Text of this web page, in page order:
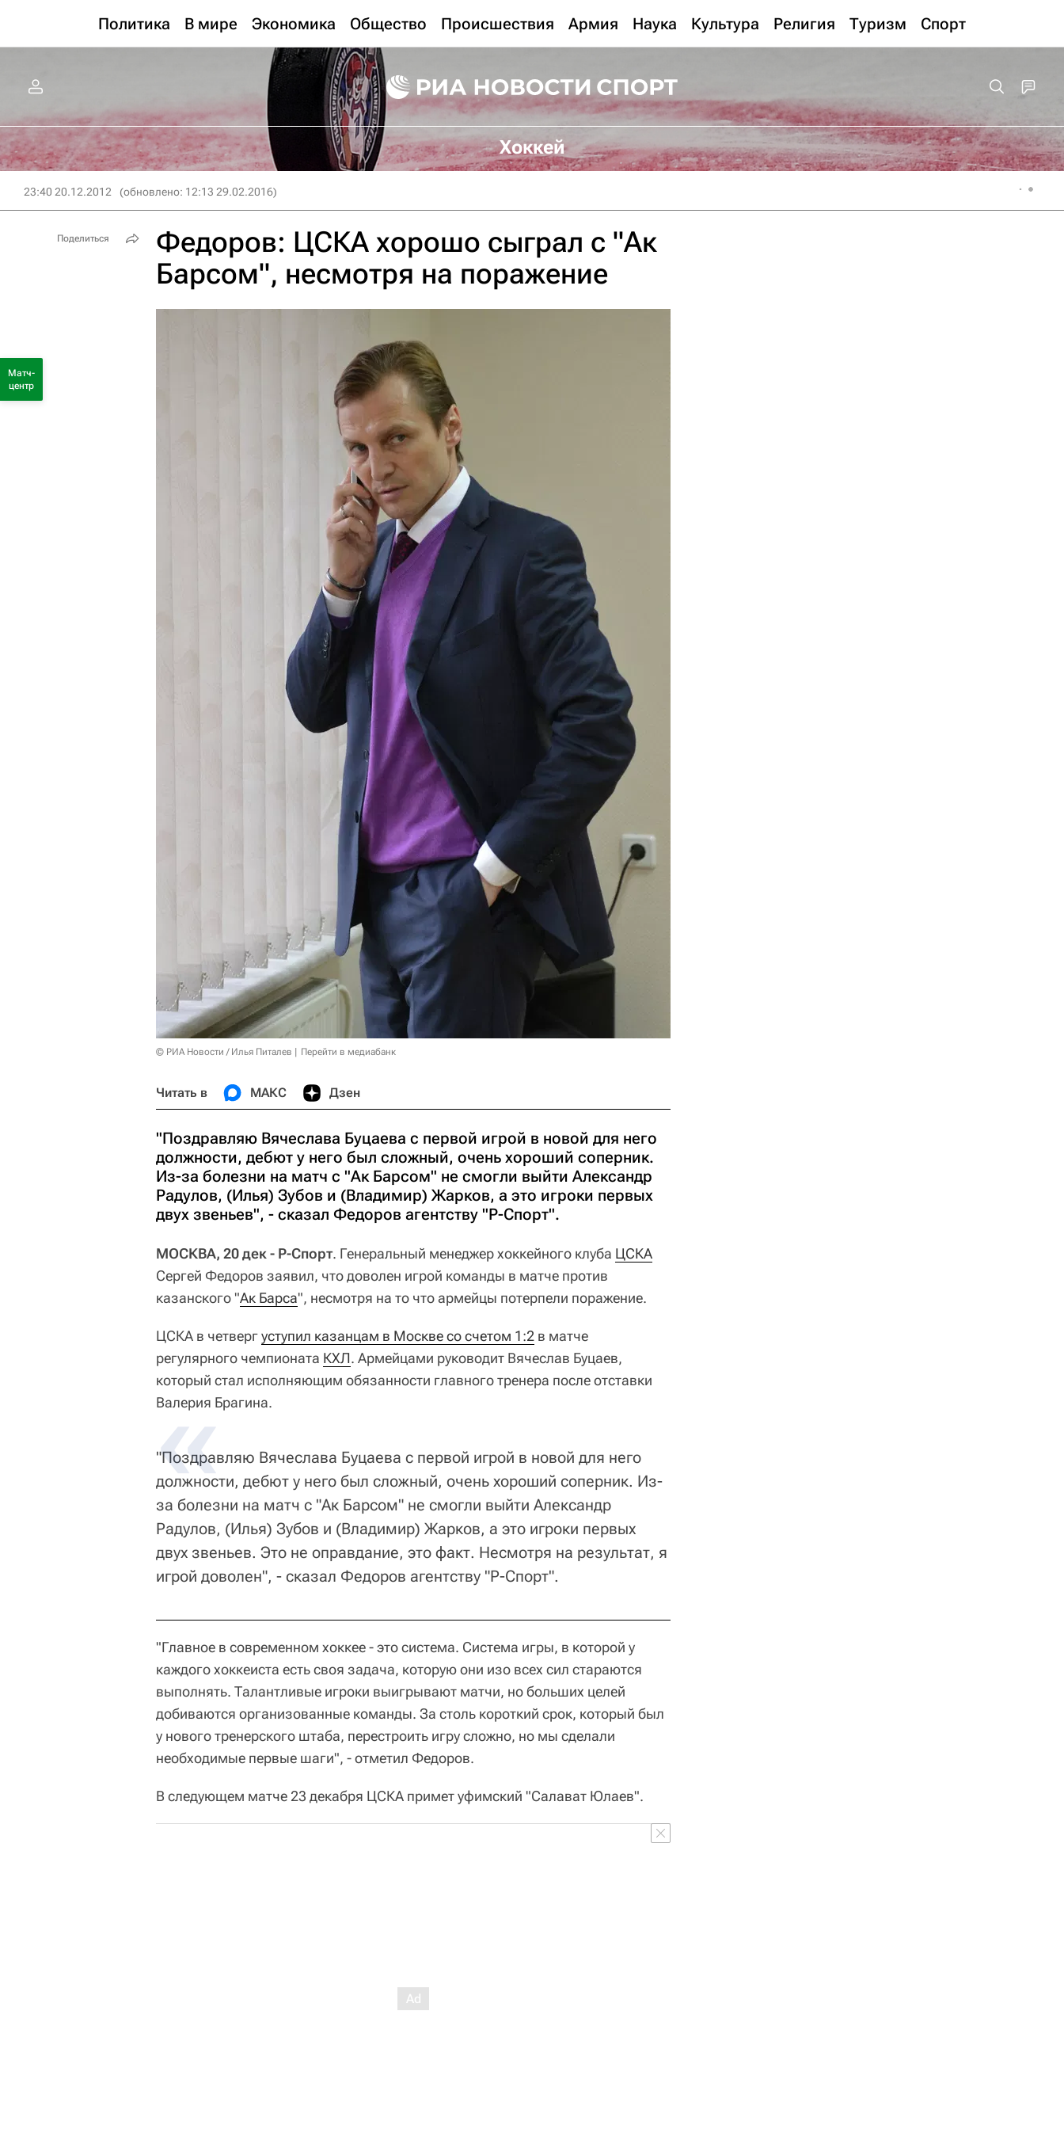
Политика В мире Экономика Общество Происшествия Армия Наука Культура Религия Туризм Спорт
Хоккей
23:40 20.12.2012 (обновлено: 12:13 29.02.2016)
Федоров: ЦСКА хорошо сыграл с "Ак
Барсом", несмотря на поражение
© РИА Новости / Илья Питалев Перейти в медиабанк
Читать в МАКС Дзен
"Поздравляю Вячеслава Буцаева с первой игрой в новой для него
должности, дебют у него был сложный, очень хороший соперник.
Из-за болезни на матч с "Ак Барсом" не смогли выйти Александр
Радулов, (Илья) Зубов и (Владимир) Жарков, а это игроки первых
двух звеньев", - сказал Федоров агентству "Р-Спорт".
МОСКВА, 20 дек - Р-Спорт. Генеральный менеджер хоккейного клуба ЦСКА
Сергей Федоров заявил, что доволен игрой команды в матче против
казанского "Ак Барса", несмотря на то что армейцы потерпели поражение.
ЦСКА в четвергуступил казанцам в Москве со счетом 1:2 в матче
регулярного чемпионата КХЛ. Армейцами руководит Вячеслав Буцаев,
который стал исполняющим обязанности главного тренера после отставки
Валерия Брагина.
"Поздравляю Вячеслава Буцаева с первой игрой в новой для него
должности, дебют у него был сложный, очень хороший соперник. Из-
за болезни на матч с "Ак Барсом" не смогли выйти Александр
Радулов, (Илья) Зубов и (Владимир) Жарков, а это игроки первых
двух звеньев. Это не оправдание, это факт. Несмотря на результат, я
игрой доволен", - сказал Федоров агентству "Р-Спорт".
"Главное в современном хоккее - это система. Система игры, в которой у
каждого хоккеиста есть своя задача, которую они изо всех сил стараются
выполнять. Талантливые игроки выигрывают матчи, но больших целей
добиваются организованные команды. За столь короткий срок, который был
у нового тренерского штаба, перестроить игру сложно, но мы сделали
необходимые первые шаги", - отметил Федоров.
В следующем матче 23 декабря ЦСКА примет уфимский "Салават Юлаев".
Поделиться
Матч-
центр